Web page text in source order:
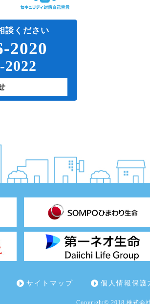
談ください
2020
サイトマップ 個人情報保護